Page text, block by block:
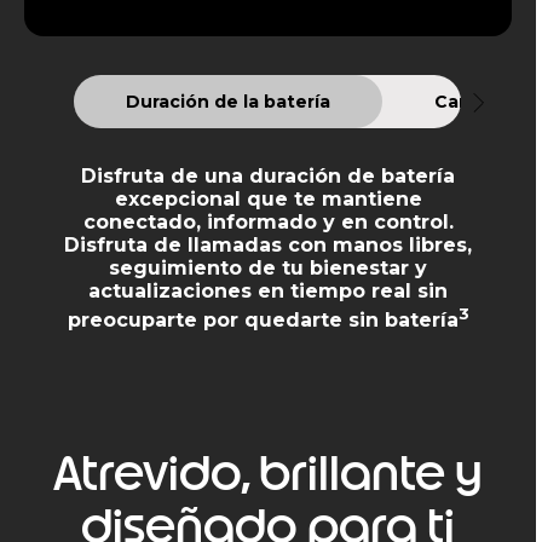
Duración de la batería Carga
Disfruta de una duración de batería
excepcional que te mantiene
conectado, informado y en control.
Disfruta de llamadas con manos libres,
seguimiento de tu bienestar y
actualizaciones en tiempo real sin
preocuparte por quedarte sin batería3
Atrevido, brillante y
diseñado para ti